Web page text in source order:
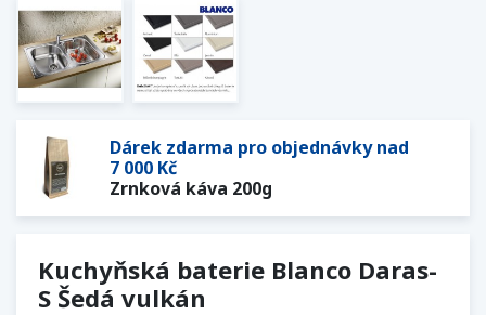
Dárek zdarma pro objednávky nad
7 000 Kč
Zrnková káva 200g
Kuchyňská baterie Blanco Daras-
S Šedá vulkán